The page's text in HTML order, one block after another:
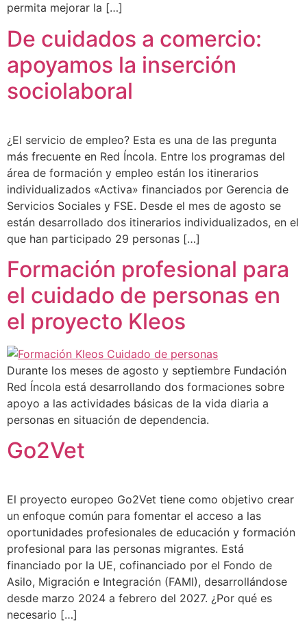
permita mejorar la […]
De cuidados a comercio:
apoyamos la inserción
sociolaboral
¿El servicio de empleo? Esta es una de las pregunta
más frecuente en Red Íncola. Entre los programas del
área de formación y empleo están los itinerarios
individualizados «Activa» financiados por Gerencia de
Servicios Sociales y FSE. Desde el mes de agosto se
están desarrollado dos itinerarios individualizados, en el
que han participado 29 personas […]
Formación profesional para
el cuidado de personas en
el proyecto Kleos
Durante los meses de agosto y septiembre Fundación
Red Íncola está desarrollando dos formaciones sobre
apoyo a las actividades básicas de la vida diaria a
personas en situación de dependencia.
Go2Vet
El proyecto europeo Go2Vet tiene como objetivo crear
un enfoque común para fomentar el acceso a las
oportunidades profesionales de educación y formación
profesional para las personas migrantes. Está
financiado por la UE, cofinanciado por el Fondo de
Asilo, Migración e Integración (FAMI), desarrollándose
desde marzo 2024 a febrero del 2027. ¿Por qué es
necesario […]